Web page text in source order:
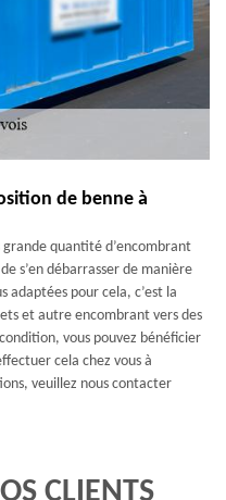
de benne à
grande quantité d’encombrant
s’en débarrasser de manière
adaptées pour cela, c’est la
et autre encombrant vers des
vous pouvez bénéficier
cela chez vous à
veuillez nous contacter
CLIENTS